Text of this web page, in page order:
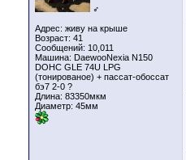
♂
Адрес: живу на крыше
Возраст: 41
Сообщений: 10,011
Машина: DaewooNexia N150
DOHC GLE 74U LPG
(тонированое) + пассат-обоссат
бэ7 2-0 ?
Длина: 83350мкм
Диаметр: 45мм